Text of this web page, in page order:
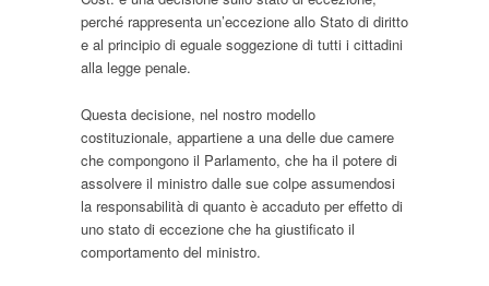
perché rappresenta un’eccezione allo Stato di diritto
e al principio di eguale soggezione di tutti i cittadini
alla legge penale.
Questa decisione, nel nostro modello
costituzionale, appartiene a una delle due camere
che compongono il Parlamento, che ha il potere di
assolvere il ministro dalle sue colpe assumendosi
la responsabilità di quanto è accaduto per effetto di
uno stato di eccezione che ha giustificato il
comportamento del ministro.